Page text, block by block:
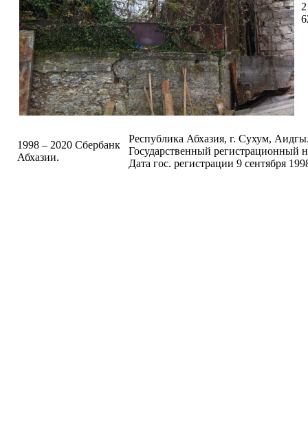
1998 – 2020 Сбербанк
Абхазии.
Республика Абхазия, г. Сухум,
Государственный регистрационный
Дата гос. регистрации 9 сентября